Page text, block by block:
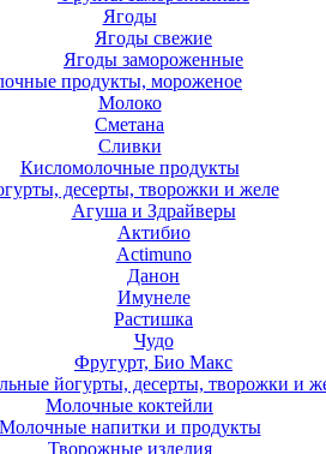
Ягоды
Ягоды свежие
Ягоды замороженные
продукты, мороженое
Молоко
Сметана
Сливки
Кисломолочные продукты
десерты, творожки и желе
Агуша и Здрайверы
Актибио
Actimuno
Данон
Имунеле
Растишка
Чудо
Фругурт, Био Макс
йогурты, десерты, творожки и
Молочные коктейли
Молочные напитки и продукты
Творожные изделия